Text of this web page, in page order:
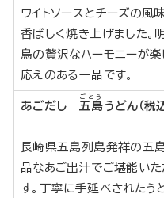
ワイトソースとチーズの風
香ばしく焼き上げました。
鳥の贅沢なハーモニーが楽
応えのある一品です。
あごだし 五島
ごとう
うどん（税
長崎県五島列島発祥の五島
品なあご出汁でご堪能い
す。丁寧に手延べされたう